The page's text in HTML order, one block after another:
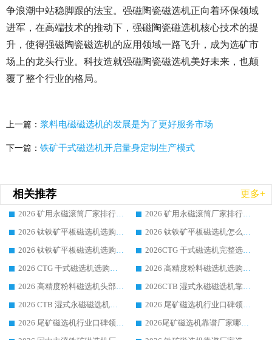
争浪潮中站稳脚跟的法宝。强磁陶瓷磁选机正向着环保领域
进军，在高端技术的推动下，强磁陶瓷磁选机核心技术的提
升，使得强磁陶瓷磁选机的应用领域一路飞升，成为选矿市
场上的龙头行业。科技造就强磁陶瓷磁选机美好未来，也颠
覆了整个行业的格局。
上一篇： 浆料电磁磁选机的发展是为了更好服务市场
下一篇： 铁矿干式磁选机开启量身定制生产模式
相关推荐 更多+
2026 矿用永磁滚筒厂家排行榜选购干货指南 行业口碑标杆华体会手机网页版-华体会(中国) 实力出众
2026 矿用永磁滚筒厂家排行榜选购指南，行业口碑领域强者华体会手机网页版-华体会(中国)
2026 钛铁矿平板磁选机选购全攻略 市场公认优质品牌厂家实力排行榜
2026 钛铁矿平板磁选机怎么选 靠谱生产企业实力排行榜选购参考攻略
2026 钛铁矿平板磁选机选购指南 行业口碑优选品牌生产企业实力排行榜
2026CTG 干式磁选机完整选购指南 行业口碑顶尖靠谱生产龙头厂家实力推荐
2026 CTG 干式磁选机选购指南|行业口碑靠谱生产厂家领域强者推荐
2026 高精度粉料磁选机选购全攻略 行业优质品牌华体会手机网页版-华体会(中国) 实力深度解析
2026 高精度粉料磁选机头部厂家选购指南 行业口碑靠谱品牌推荐 领域强者华体会手机网页版-华体会(中国) 解析
2026CTB 湿式永磁磁选机靠谱厂家实力排行榜 铁矿选矿设备采购全流程选购指南
2026 CTB 湿式永磁磁选机选购指南|行业口碑良好品牌推荐，领域强者华体会手机网页版-华体会(中国)
2026 尾矿磁选机行业口碑领域强者，源头直供国内主流厂家华体会手机网页版-华体会(中国) 一站式服务
2026 尾矿磁选机行业口碑领域强者，源头直供国内主流厂家华体会手机网页版-华体会(中国) 一站式服务
2026尾矿磁选机靠谱厂家哪家好 行业口碑领域强者华体会手机网页版-华体会(中国) 推荐